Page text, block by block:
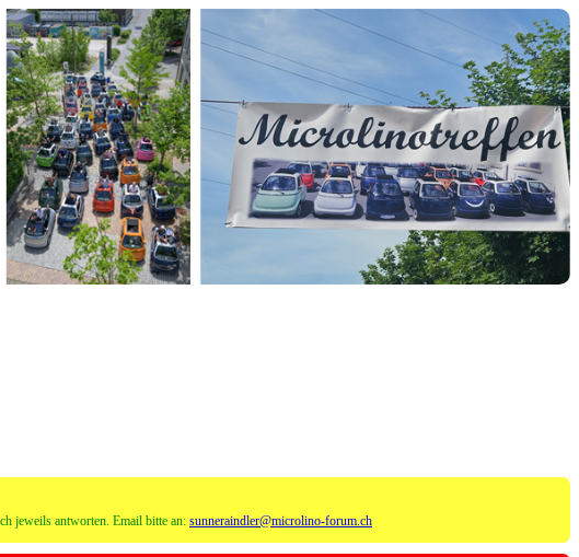
jeweils antworten. Email bitte an: sunneraindler@microlino-forum.ch